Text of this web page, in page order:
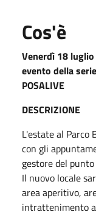
Cos'è
Venerdì 18 luglio
evento della
POSALIVE
DESCRIZIONE
L'estate al Parco
con gli
gestore del
Il nuovo locale
area aperitivo,
intrattenimento